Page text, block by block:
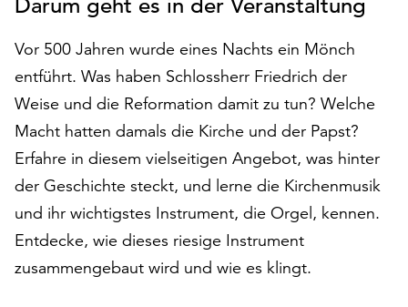
auf
„Alle
akzeptieren“,
um
alle
Cookies
akzeptieren.
Sie
können
Einverständnis
jederzeit
Darum geht es in der Veranstaltung
Vor 500 Jahren wurde eines Nachts ein Mönch
entführt. Was haben Schlossherr Friedrich der
Weise und die Reformation damit zu tun? Welche
Macht hatten damals die Kirche und der Papst?
Erfahre in diesem vielseitigen Angebot, was hinter
der Geschichte steckt, und lerne die Kirchenmusik
und ihr wichtigstes Instrument, die Orgel, kennen.
Entdecke, wie dieses riesige Instrument
zusammengebaut wird und wie es klingt.